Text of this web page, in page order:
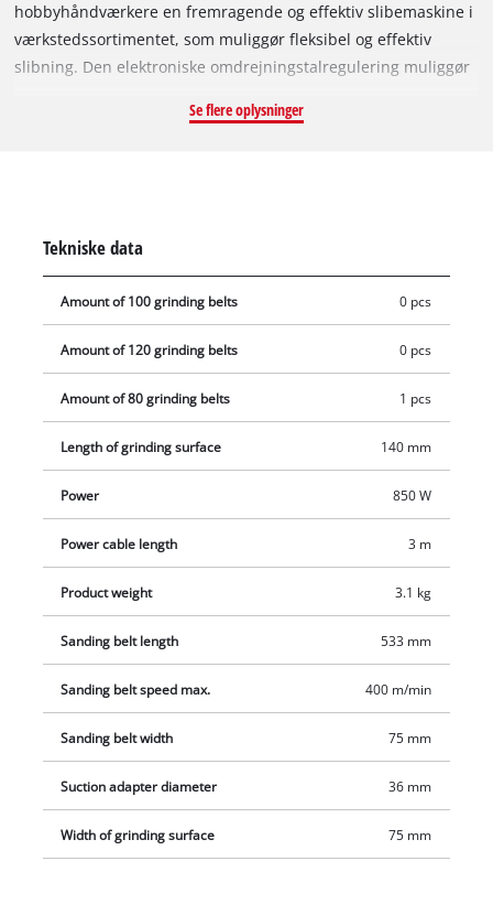
hobbyhåndværkere en fremragende og effektiv slibemaskine i
værkstedssortimentet, som muliggør fleksibel og effektiv
slibning. Den elektroniske omdrejningstalregulering muliggør
båndforløb kan indstilles optimalt via finjustering,
Frontafskærmningen kan klappes op, så det er muligt også at
arbejdsmiljø med lavt støvniveau er båndsliberen udstyret
med en integreret støvudsugning samt en adapter til en
ekstern støvudsugning. Når arbejdet er gennemført, kan det
opviklede kabel fastgøres ved hjælp af kabelclipsen, så TE-BS
8540 E kan pakkes af vejen ordentligt og hurtigt. Der
medfølger ét stykke slibepapir (P80) ved levering, så du kan
Se flere oplysninger
Tekniske data
Amount of 100 grinding belts 0 pcs
Amount of 120 grinding belts 0 pcs
Amount of 80 grinding belts 1 pcs
Length of grinding surface 140 mm
Power 850 W
Power cable length 3 m
Product weight 3.1 kg
Sanding belt length 533 mm
Sanding belt speed max. 400 m/min
Sanding belt width 75 mm
Suction adapter diameter 36 mm
Width of grinding surface 75 mm